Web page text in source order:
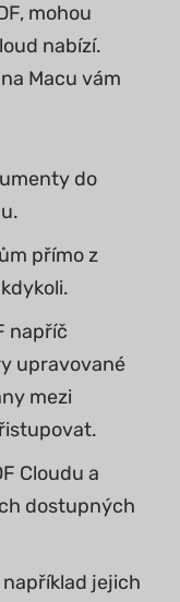
mohou
nabízí.
Macu vám
do
přímo z
napříč
upravované
mezi
Cloudu a
dostupných
například jejich